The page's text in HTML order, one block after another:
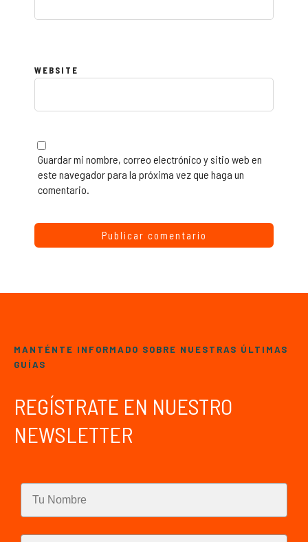
WEBSITE
Guardar mi nombre, correo electrónico y sitio web en
este navegador para la próxima vez que haga un
comentario.
MANTÉNTE INFORMADO SOBRE NUESTRAS ÚLTIMAS
GUÍAS
REGÍSTRATE EN NUESTRO
NEWSLETTER